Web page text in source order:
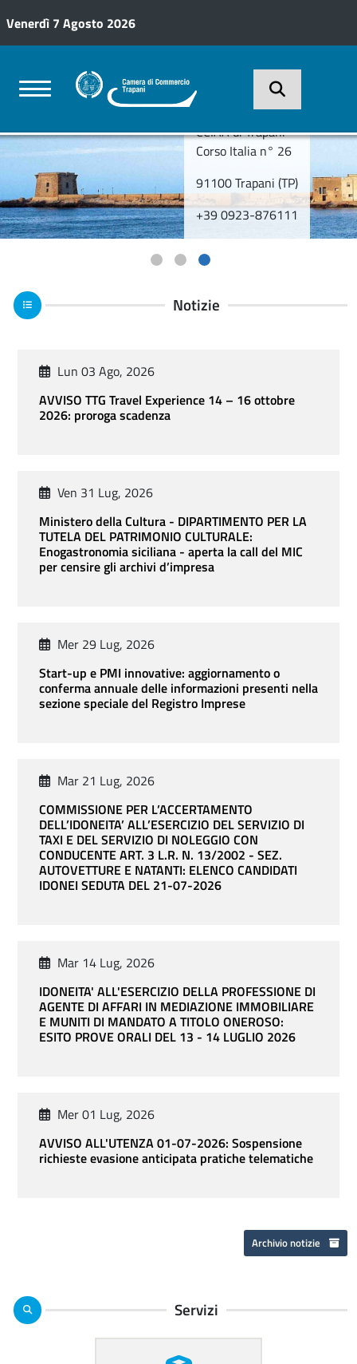
Venerdì 7 Agosto 2026
CCIAA di Trapani
Corso Italia n° 26
91100 Trapani (TP)
+39 0923-876111
Notizie
Lun 03 Ago, 2026
AVVISO TTG Travel Experience 14 – 16 ottobre
2026: proroga scadenza
Ven 31 Lug, 2026
Ministero della Cultura - DIPARTIMENTO PER LA
TUTELA DEL PATRIMONIO CULTURALE:
Enogastronomia siciliana - aperta la call del MIC
per censire gli archivi d’impresa
Mer 29 Lug, 2026
Start-up e PMI innovative: aggiornamento o
conferma annuale delle informazioni presenti nella
sezione speciale del Registro Imprese
Mar 21 Lug, 2026
COMMISSIONE PER L’ACCERTAMENTO
DELL’IDONEITA’ ALL’ESERCIZIO DEL SERVIZIO DI
TAXI E DEL SERVIZIO DI NOLEGGIO CON
CONDUCENTE ART. 3 L.R. N. 13/2002 - SEZ.
AUTOVETTURE E NATANTI: ELENCO CANDIDATI
IDONEI SEDUTA DEL 21-07-2026
Mar 14 Lug, 2026
IDONEITA' ALL'ESERCIZIO DELLA PROFESSIONE DI
AGENTE DI AFFARI IN MEDIAZIONE IMMOBILIARE
E MUNITI DI MANDATO A TITOLO ONEROSO:
ESITO PROVE ORALI DEL 13 - 14 LUGLIO 2026
Mer 01 Lug, 2026
AVVISO ALL'UTENZA 01-07-2026: Sospensione
richieste evasione anticipata pratiche telematiche
Archivio notizie
Servizi